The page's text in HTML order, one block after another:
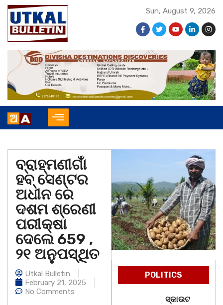
Sun, August 9, 2026
ବ୍ରାହ୍ମଣୀଗାଁ
ହବ୍ ସେଣ୍ଟର
ଅଧୀନ ରେ
ଦଶମ ଶ୍ରେଣୀ
ପରୀକ୍ଷା
ଦେଲେ 659 ,
୨୧ ଅନୁପସ୍ଥିତ
Utkal Bulletin
February 21, 2025
No Comments
POLITICS
ସ୍କାଉଟ